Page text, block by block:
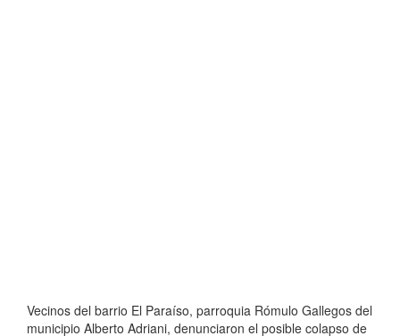
Vecinos del barrio El Paraíso, parroquia Rómulo Gallegos del
municipio Alberto Adriani, denunciaron el posible colapso de